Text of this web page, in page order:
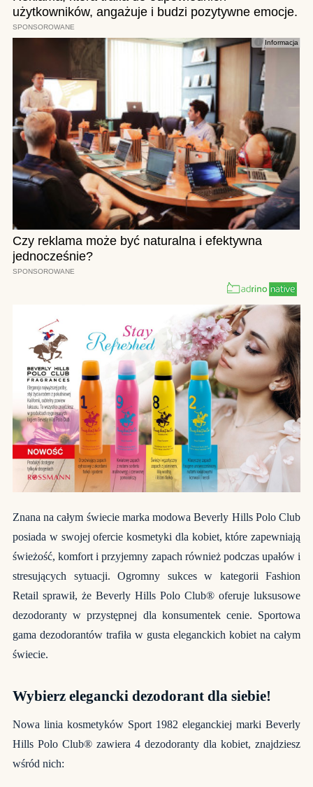
Znana na całym świecie marka modowa Beverly Hills Polo Club
posiada w swojej ofercie kosmetyki dla kobiet, które zapewniają
świeżość, komfort i przyjemny zapach również podczas upałów i
stresujących sytuacji. Ogromny sukces w kategorii Fashion
Retail sprawił, że Beverly Hills Polo Club® oferuje luksusowe
dezodoranty w przystępnej dla konsumentek cenie. Sportowa
gama dezodorantów trafiła w gusta eleganckich kobiet na całym
świecie.
Wybierz elegancki dezodorant dla siebie!
Nowa linia kosmetyków Sport 1982 eleganckiej marki Beverly
Hills Polo Club® zawiera 4 dezodoranty dla kobiet, znajdziesz
wśród nich: